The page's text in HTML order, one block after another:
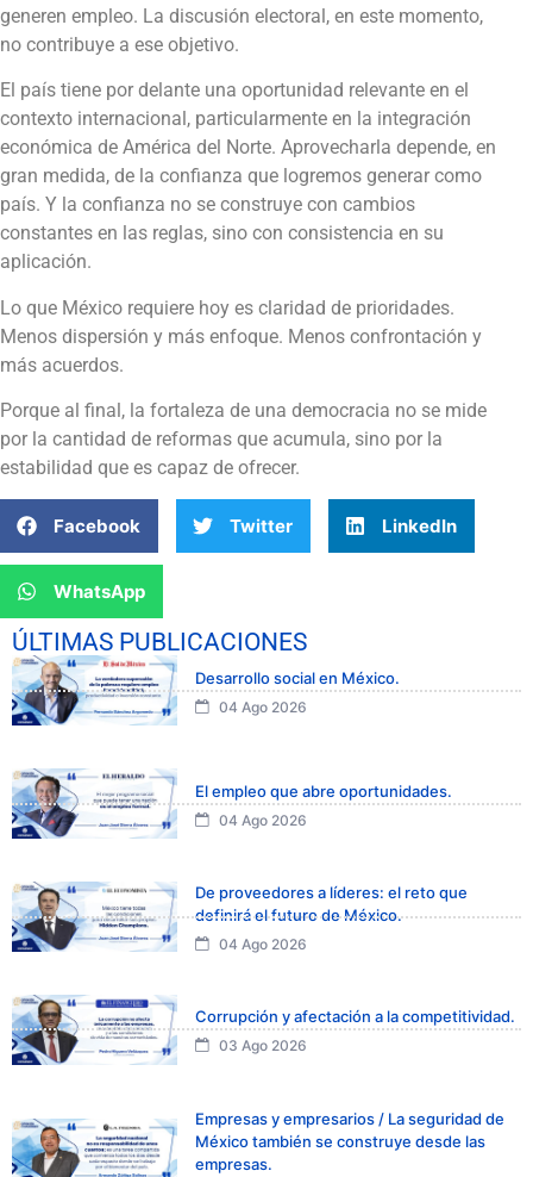
generen empleo. La discusión electoral, en este momento,
no contribuye a ese objetivo.
El país tiene por delante una oportunidad relevante en el
contexto internacional, particularmente en la integración
económica de América del Norte. Aprovecharla depende, en
gran medida, de la confianza que logremos generar como
país. Y la confianza no se construye con cambios
constantes en las reglas, sino con consistencia en su
aplicación.
Lo que México requiere hoy es claridad de prioridades.
Menos dispersión y más enfoque. Menos confrontación y
más acuerdos.
Porque al final, la fortaleza de una democracia no se mide
por la cantidad de reformas que acumula, sino por la
estabilidad que es capaz de ofrecer.
Facebook Twitter LinkedIn
WhatsApp
ÚLTIMAS PUBLICACIONES
Desarrollo social en México.
04 Ago 2026
El empleo que abre oportunidades.
04 Ago 2026
De proveedores a líderes: el reto que
definirá el futuro de México.
04 Ago 2026
Corrupción y afectación a la competitividad.
03 Ago 2026
Empresas y empresarios / La seguridad de
México también se construye desde las
empresas.